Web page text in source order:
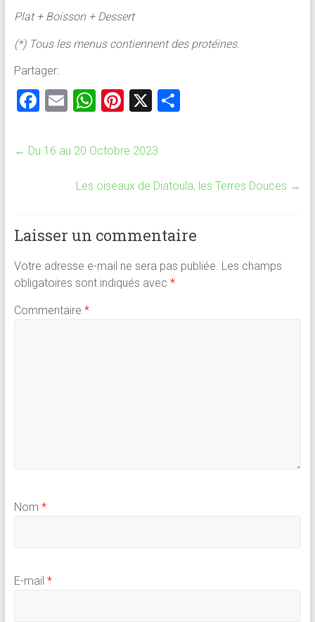
Plat + Boisson + Dessert
(*) Tous les menus contiennent des protéines.
Partager:
F
ce
E
ai
W
at
A
p
Pi
er
t
X P
er
← Du 16 au 20 Octobre 2023
Les oiseaux de Diatoula, les Terres Douces →
Laisser un commentaire
Votre adresse e-mail ne sera pas publiée. Les champs
obligatoires sont indiqués avec *
Commentaire *
Nom *
E-mail *